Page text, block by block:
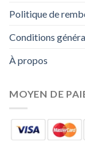
Politique de
Conditions
À propos
MOYEN DE